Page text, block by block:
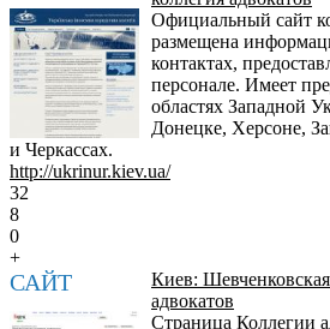
Официальный сайт
размещена
контактах,
персонале. Имеет
областях Западной
Донецке, Херсоне,
и Черкассах.
http://ukrinur.kiev.ua/
32
8
0
+
САЙТ
Киев:
адвокатов
Страница Коллегии